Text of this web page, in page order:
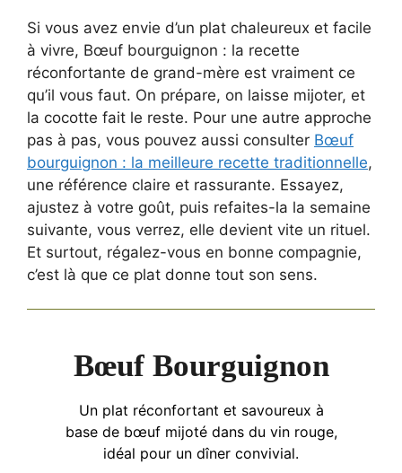
Si vous avez envie d’un plat chaleureux et facile
à vivre, Bœuf bourguignon : la recette
réconfortante de grand-mère est vraiment ce
qu’il vous faut. On prépare, on laisse mijoter, et
la cocotte fait le reste. Pour une autre approche
pas à pas, vous pouvez aussi consulter Bœuf
bourguignon : la meilleure recette traditionnelle,
une référence claire et rassurante. Essayez,
ajustez à votre goût, puis refaites-la la semaine
suivante, vous verrez, elle devient vite un rituel.
Et surtout, régalez-vous en bonne compagnie,
c’est là que ce plat donne tout son sens.
Bœuf Bourguignon
Un plat réconfortant et savoureux à
base de bœuf mijoté dans du vin rouge,
idéal pour un dîner convivial.